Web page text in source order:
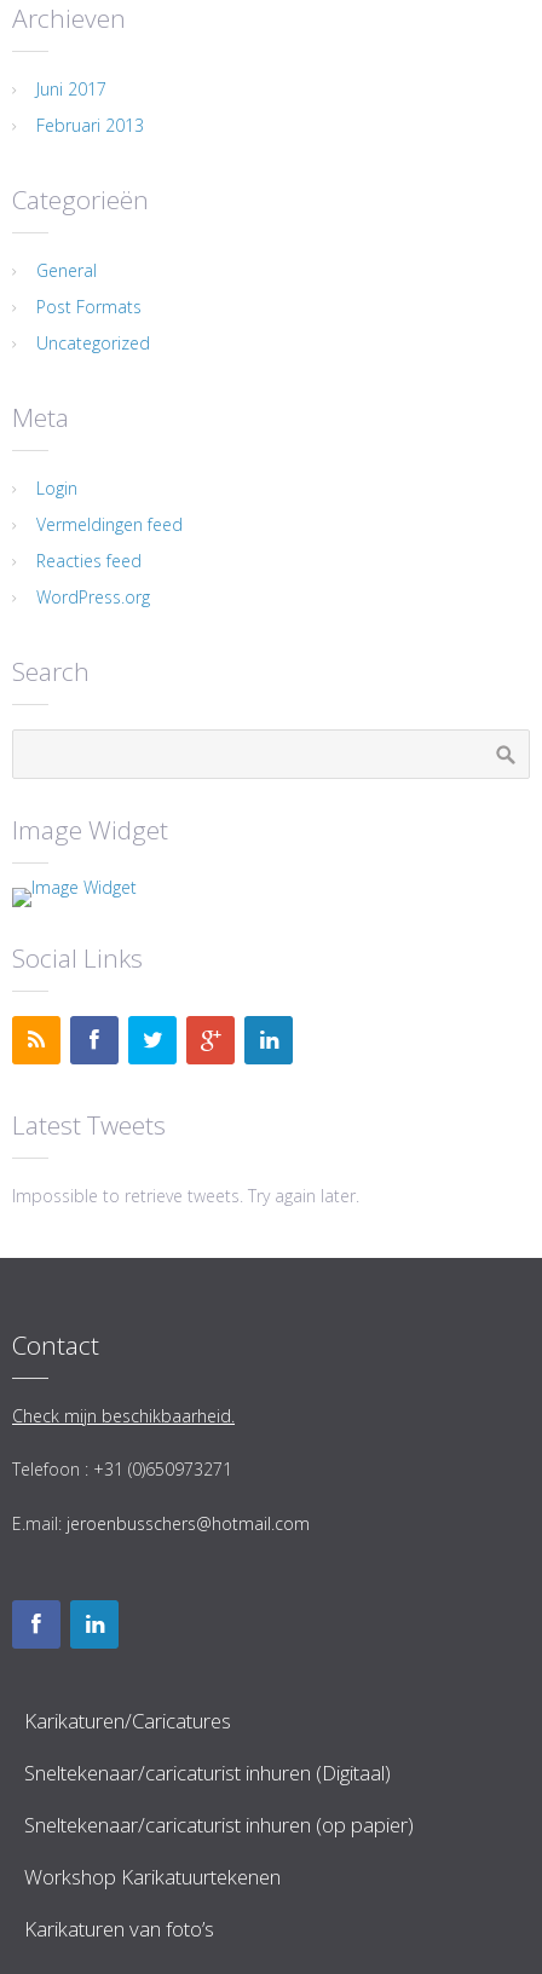
Archieven
Juni 2017
Februari 2013
Categorieën
General
Post Formats
Uncategorized
Meta
Login
Vermeldingen feed
Reacties feed
WordPress.org
Search
Image Widget
Social Links
Latest Tweets
Impossible to retrieve tweets. Try again later.
Contact
Check mijn beschikbaarheid.
Telefoon : +31 (0)650973271
E.mail: jeroenbusschers@hotmail.com
Karikaturen/Caricatures
Sneltekenaar/caricaturist inhuren (Digitaal)
Sneltekenaar/caricaturist inhuren (op papier)
Workshop Karikatuurtekenen
Karikaturen van foto’s